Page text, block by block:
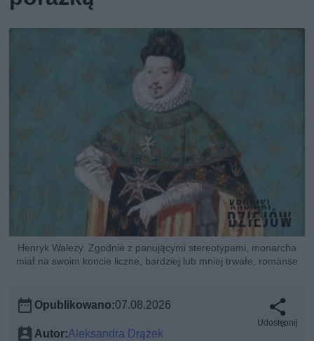
Henryk Walezy. Zgodnie z panującymi stereotypami, monarcha
miał na swoim koncie liczne, bardziej lub mniej trwałe, romanse
Opublikowano:07.08.2026
Autor:Aleksandra Drążek
Udostępnij